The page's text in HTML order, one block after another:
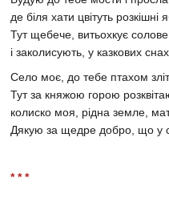
де біля хати цвітуть розкішні
Тут щебече, витьохкує
і заколисують, у казкових
Село моє, до тебе птахом
Тут за княжою горою
колиско моя, рідна земле,
Дякую за щедре добро, що у
* * *